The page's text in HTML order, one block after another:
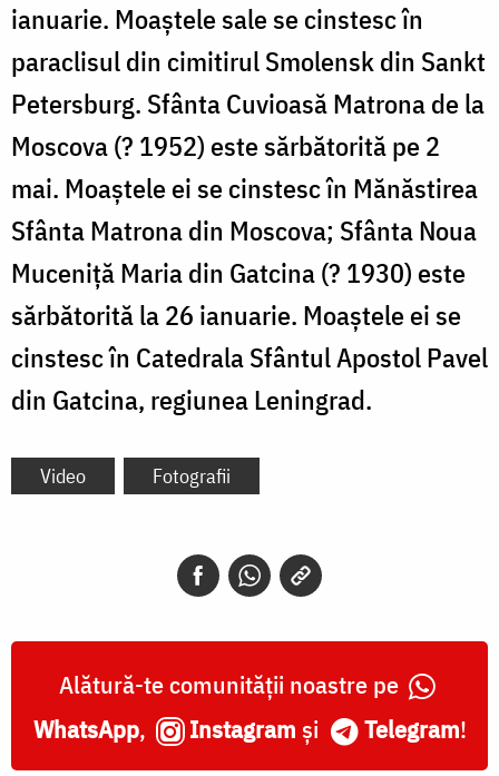
ianuarie. Moaștele sale se cinstesc în
paraclisul din cimitirul Smolensk din Sankt
Petersburg. Sfânta Cuvioasă Matrona de la
Moscova (? 1952) este sărbătorită pe 2
mai. Moaștele ei se cinstesc în Mănăstirea
Sfânta Matrona din Moscova; Sfânta Noua
Muceniță Maria din Gatcina (? 1930) este
sărbătorită la 26 ianuarie. Moaștele ei se
cinstesc în Catedrala Sfântul Apostol Pavel
din Gatcina, regiunea Leningrad.
Video Fotografii
Alătură-te comunității noastre pe
WhatsApp, Instagram și Telegram!